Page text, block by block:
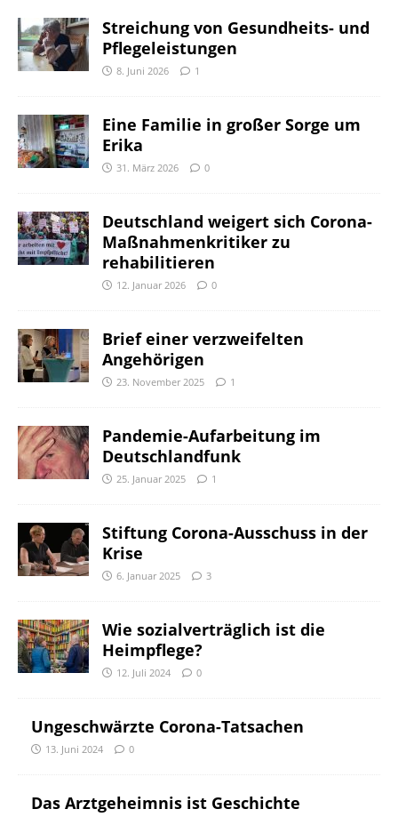
Streichung von Gesundheits- und
Pflegeleistungen
8. Juni 2026 1
Eine Familie in großer Sorge um
Erika
31. März 2026 0
Deutschland weigert sich Corona-
Maßnahmenkritiker zu
rehabilitieren
12. Januar 2026 0
Brief einer verzweifelten
Angehörigen
23. November 2025 1
Pandemie-Aufarbeitung im
Deutschlandfunk
25. Januar 2025 1
Stiftung Corona-Ausschuss in der
Krise
6. Januar 2025 3
Wie sozialverträglich ist die
Heimpflege?
12. Juli 2024 0
Ungeschwärzte Corona-Tatsachen
13. Juni 2024 0
Das Arztgeheimnis ist Geschichte